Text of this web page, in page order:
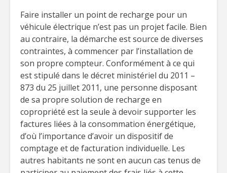
Faire installer un point de recharge pour un
véhicule électrique n’est pas un projet facile. Bien
au contraire, la démarche est source de diverses
contraintes, à commencer par l’installation de
son propre compteur. Conformément à ce qui
est stipulé dans le décret ministériel du 2011 –
873 du 25 juillet 2011, une personne disposant
de sa propre solution de recharge en
copropriété est la seule à devoir supporter les
factures liées à la consommation énergétique,
d’où l’importance d’avoir un dispositif de
comptage et de facturation individuelle. Les
autres habitants ne sont en aucun cas tenus de